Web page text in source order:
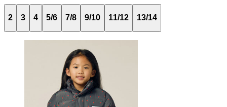
2 3 4 5/6 7/8 9/10 11/12 13/14